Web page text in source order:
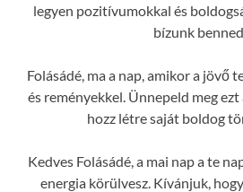
legyen pozitívumokkal és
bízunk
Folásádé, ma a nap, amikor a jövő
és reményekkel. Ünnepeld meg
hozz létre saját boldog
Kedves Folásádé, a mai nap a te
energia körülvesz. Kívánjuk,